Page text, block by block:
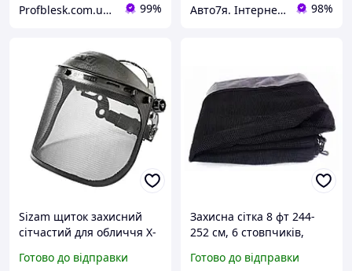
Profblesk.com.ua Інтернет-магазин професійної косметики. "Безкоштовна доставка від 1199 грн" 99% Авто7я. Інтернет-магазин автотоварів avto7ya.com.ua 98%
Sizam щиток захисний
сітчастий для обличчя X-
Готово до відправки
Захисна сітка 8 фт 244-
252 см, 6 стовпчиків,
Готово до відправки